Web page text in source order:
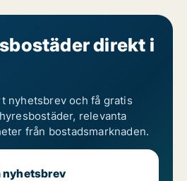
direkt i
nyhetsbrev och få gratis
relevanta
från bostadsmarknaden.
nyhetsbrev